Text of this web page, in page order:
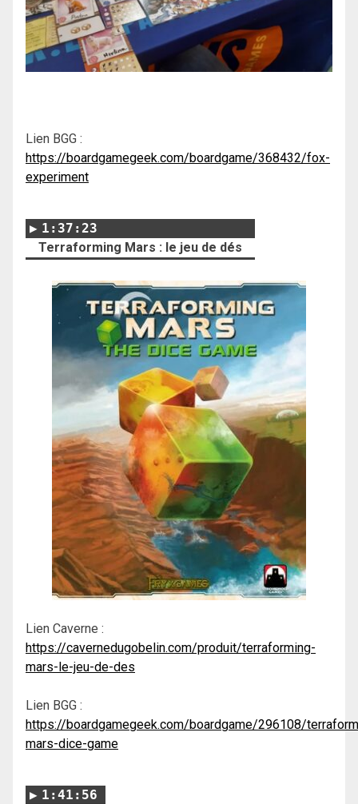
Lien BGG :
https://boardgamegeek.com/boardgame/368432/fox-
experiment
1:37:23
Terraforming Mars : le jeu de dés
Lien Caverne :
https://cavernedugobelin.com/produit/terraforming-
mars-le-jeu-de-des
Lien BGG :
https://boardgamegeek.com/boardgame/296108/
mars-dice-game
1:41:56